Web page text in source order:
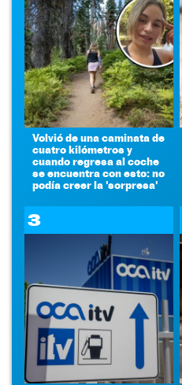
Volvió de una caminata de
cuatro kilómetros y
cuando regresa al coche
se encuentra con esto: no
podía creer la 'sorpresa'
3